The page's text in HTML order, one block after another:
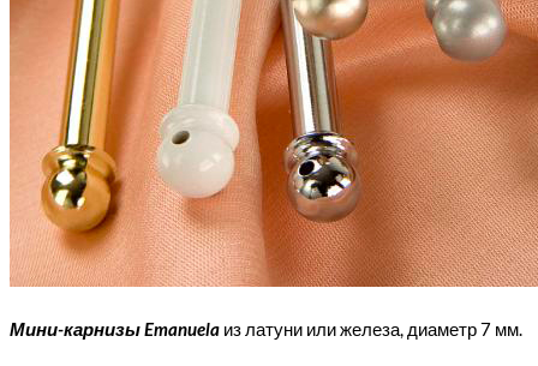
Мини-карнизы Emanuela из латуни или железа, диаметр 7 мм.